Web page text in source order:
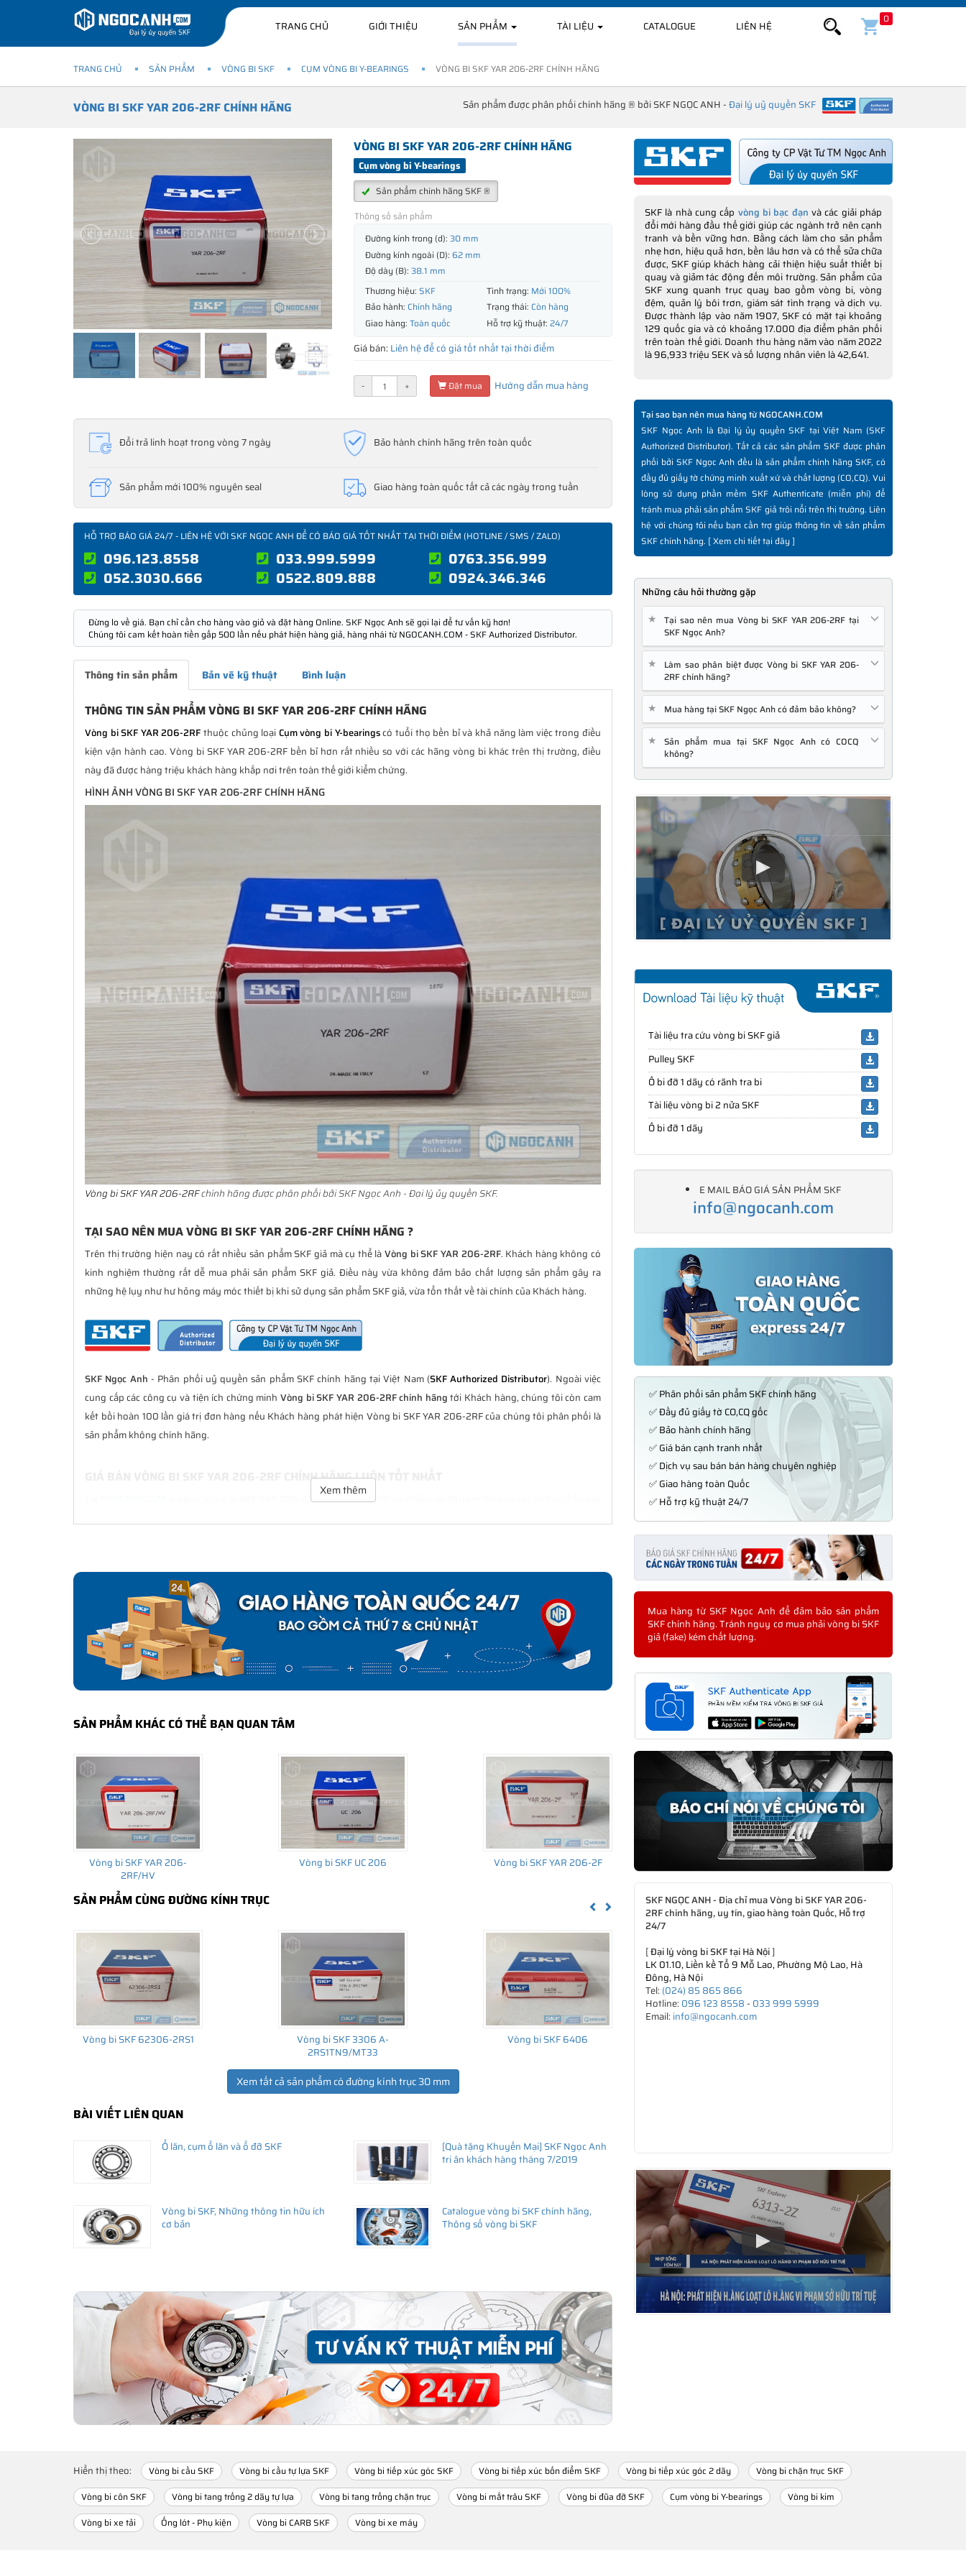
TRANG CHỦ GIỚI THIỆU SẢN PHẨM TÀI LIỆU CATALOGUE LIÊN HỆ
0
TRANG CHỦ SẢN PHẨM VÒNG BI SKF CỤM VÒNG BI Y-BEARINGS VÒNG BI SKF YAR 206-2RF CHÍNH HÃNG
VÒNG BI SKF YAR 206-2RF CHÍNH HÃNG Sản phẩm được phân phối chính hãng ® bởi SKF NGỌC ANH -Đại lý uỷ quyền SKF
VÒNG BI SKF YAR 206-2RF CHÍNH HÃNG
Cụm vòng bi Y-bearings
Sản phẩm chính hãng SKF ®
Thông số sản phẩm
Đường kính trong (d): 30 mm
Đường kính ngoài (D): 62 mm
Độ dày (B): 38.1 mm
Thương hiệu: SKF Tình trạng: Mới 100%
Bảo hành: Chính hãng Trạng thái: Còn hàng
Giao hàng: Toàn quốc Hỗ trợ kỹ thuật: 24/7
Giá bán: Liên hệ để có giá tốt nhất tại thời điểm
- + Đặt mua Hướng dẫn mua hàng
Đổi trả linh hoạt trong vòng 7 ngày Bảo hành chính hãng trên toàn quốc
Sản phẩm mới 100% nguyên seal Giao hàng toàn quốc tất cả các ngày trong tuần
HỖ TRỢ BÁO GIÁ 24/7 - LIÊN HỆ VỚI SKF NGỌC ANH ĐỂ CÓ BÁO GIÁ TỐT NHẤT TẠI THỜI ĐIỂM (HOTLINE / SMS / ZALO)
096.123.8558 033.999.5999
0763.356.999
052.3030.666
0522.809.888 0924.346.346
Đừng lo về giá. Bạn chỉ cần cho hàng vào giỏ và đặt hàng Online. SKF Ngọc Anh sẽ gọi lại để tư vấn kỹ hơn!
Chúng tôi cam kết hoàn tiền gấp 500 lần nếu phát hiện hàng giả, hàng nhái từ NGOCANH.COM - SKF Authorized Distributor.
Thông tin sản phẩm Bản vẽ kỹ thuật Bình luận
THÔNG TIN SẢN PHẨM VÒNG BI SKF YAR 206-2RF CHÍNH HÃNG
Vòng bi SKF YAR 206-2RFthuộc chủng loạiCụm vòng bi Y-bearingscó tuổi thọ bền bỉ và khả năng làm việc trong điều
kiện vận hành cao. Vòng bi SKF YAR 206-2RF bền bỉ hơn rất nhiều so với các hãng vòng bi khác trên thị trường, điều
này đã được hàng triệu khách hàng khắp nơi trên toàn thế giới kiểm chứng.
HÌNH ẢNH VÒNG BI SKF YAR 206-2RF CHÍNH HÃNG
Vòng bi SKF YAR 206-2RFchính hãng được phân phối bởi SKF Ngọc Anh - Đại lý ủy quyền SKF.
TẠI SAO NÊN MUA VÒNG BI SKF YAR 206-2RF CHÍNH HÃNG ?
Trên thị trường hiện nay có rất nhiều sản phẩm SKF giả mà cụ thể làVòng bi SKF YAR 206-2RF. Khách hàng không có
kinh nghiệm thường rất dễ mua phải sản phẩm SKF giả. Điều này vừa không đảm bảo chất lượng sản phẩm gây ra
những hệ lụy như hư hỏng máy móc thiết bị khi sử dụng sản phẩm SKF giả, vừa tổn thất về tài chính của Khách hàng.
SKF Ngọc Anh - Phân phối uỷ quyền sản phẩm SKF chính hãng tại Việt Nam (SKF Authorized Distributor). Ngoài việc
cung cấp các công cụ và tiện ích chứng minhVòng bi SKF YAR 206-2RF chính hãngtới Khách hàng, chúng tôi còn cam
kết bồi hoàn 100 lần giá trị đơn hàng nếu Khách hàng phát hiện Vòng bi SKF YAR 206-2RF của chúng tôi phân phối là
sản phẩm không chính hãng.
GIÁ BÁN VÒNG BI SKF YAR 206-2RF CHÍNH HÃNG LUÔN TỐT NHẤT
giá bán Vòng bi SKF YAR 206-2RF luôn là tốt nhất với nhiều ưu đãi kèm theo và các dịch vụ hẫu mãi
CHẾ ĐỘ BẢO HÀNH VÒNG BI SKF YAR 206-2RF CHÍNH HÃNG
Tất cả các sản phẩm SKF chính hãng doSKF Ngọc Anhphân phối đều được bảo hành chính hãng theo đúng tiêu chuẩn
bảo hành của nhà sản xuất.
CÁCH NHẬN BIẾT VÀ PHÂN BIỆT VÒNG BI SKF YAR 206-2RF CHÍNH HÃNG
Mua hàng tại các đại lý ủy quyền của SKF để yên tâm về nguồn gốc của sản phẩm. Ngoài ra bạn cũng có thể tự kiểm tra
✅ Những cách phân biệt vòng bi SKF giả bằng mắt thường
✅Cảnh báo của chuyên gia SKF về vòng bi SKF giả
Vòng bi SKF chính hãng, Những lưu ý cơ bản trước khi mua hàng
Xuất xứ vòng bi SKF chính hãng ở đâu?
Xem thêm
SẢN PHẨM KHÁC CÓ THỂ BẠN QUAN TÂM
Vòng bi SKF YAR 206-
2RF/HV
Vòng bi SKF UC 206 Vòng bi SKF YAR 206-2F
SẢN PHẨM CÙNG ĐƯỜNG KÍNH TRỤC Previous
Vòng bi SKF 62306-2RS1
Vòng bi SKF 3306 A-
2RS1TN9/MT33
Vòng bi SKF 6406
Xem tất cả sản phẩm có đường kính trục 30 mm
BÀI VIẾT LIÊN QUAN
Ổ lăn, cụm ổ lăn và ổ đỡ SKF
[Quà tặng Khuyến Mại] SKF Ngọc Anh
tri ân khách hàng tháng 7/2019
Vòng bi SKF, Những thông tin hữu ích
cơ bản
Catalogue vòng bi SKF chính hãng,
Thông số vòng bi SKF
SKF là nhà cung cấp vòng bi bạc đạn và các giải pháp
đổi mới hàng đầu thế giới giúp các ngành trở nên cạnh
tranh và bền vững hơn. Bằng cách làm cho sản phẩm
nhẹ hơn, hiệu quả hơn, bền lâu hơn và có thể sửa chữa
được, SKF giúp khách hàng cải thiện hiệu suất thiết bị
quay và giảm tác động đến môi trường. Sản phẩm của
SKF xung quanh trục quay bao gồm vòng bi, vòng
đệm, quản lý bôi trơn, giám sát tình trạng và dịch vụ.
Được thành lập vào năm 1907, SKF có mặt tại khoảng
129 quốc gia và có khoảng 17.000 địa điểm phân phối
trên toàn thế giới. Doanh thu hàng năm vào năm 2022
là 96,933 triệu SEK và số lượng nhân viên là 42,641.
Tại sao bạn nên mua hàng từ NGOCANH.COM
SKF Ngọc Anh là Đại lý ủy quyền SKF tại Việt Nam (SKF
Authorized Distributor). Tất cả các sản phẩm SKF được phân
phối bởi SKF Ngọc Anh đều là sản phẩm chính hãng SKF, có
đầy đủ giấy tờ chứng minh xuất xứ và chất lượng (CO,CQ). Vui
lòng sử dụng phần mềm SKF Authenticate (miễn phí) để
tránh mua phải sản phẩm SKF giả trôi nổi trên thị trường. Liên
hệ với chúng tôi nếu bạn cần trợ giúp thông tin về sản phẩm
SKF chính hãng. [Xem chi tiết tại đây]
Những câu hỏi thường gặp
★
Tại sao nên mua Vòng bi SKF YAR 206-2RF tại
SKF Ngọc Anh?
★
Làm sao phân biệt được Vòng bi SKF YAR 206-
2RF chính hãng?
★ Mua hàng tại SKF Ngọc Anh có đảm bảo không?
★
Sản phẩm mua tại SKF Ngọc Anh có COCQ
không?
Tài liệu tra cứu vòng bi SKF giả
Pulley SKF
Ổ bi đỡ 1 dãy có rãnh tra bi
Tài liệu vòng bi 2 nửa SKF
Ổ bi đỡ 1 dãy
E MAIL BÁO GIÁ SẢN PHẨM SKF
info@ngocanh.com
✅ Phân phối sản phẩm SKF chính hãng
✅ Đầy đủ giấy tờ CO,CQ gốc
✅ Bảo hành chính hãng
✅ Giá bán cạnh tranh nhất
✅ Dịch vụ sau bán bán hàng chuyên nghiệp
✅ Giao hàng toàn Quốc
✅ Hỗ trợ kỹ thuật 24/7
Mua hàng từ SKF Ngọc Anh để đảm bảo sản phẩm
SKF chính hãng. Tránh nguy cơ mua phải vòng bi SKF
giả (fake) kém chất lượng.
SKF NGỌC ANH - Địa chỉ mua Vòng bi SKF YAR 206-
2RF chính hãng, uy tín, giao hàng toàn Quốc, Hỗ trợ
24/7
[Đại lý vòng bi SKF tại Hà Nội]
LK 01.10, Liền kề Tổ 9 Mỗ Lao, Phường Mộ Lao, Hà
Đông, Hà Nội
Tel: (024) 85 865 866
Hotline: 096 123 8558- 033 999 5999
Email: info@ngocanh.com
Hiển thị theo: Vòng bi cầu SKF Vòng bi cầu tự lựa SKF Vòng bi tiếp xúc góc SKF Vòng bi tiếp xúc bốn điểm SKF Vòng bi tiếp xúc góc 2 dãy
Vòng bi chặn trục SKF
Vòng bi côn SKF
Vòng bi tang trống 2 dãy tự lựa Vòng bi tang trống chặn trục Vòng bi mắt trâu SKF Vòng bi đũa đỡ SKF Cụm vòng bi Y-bearings
Vòng bi kim
Vòng bi xe tải
Ống lót - Phụ kiện Vòng bi CARB SKF Vòng bi xe máy